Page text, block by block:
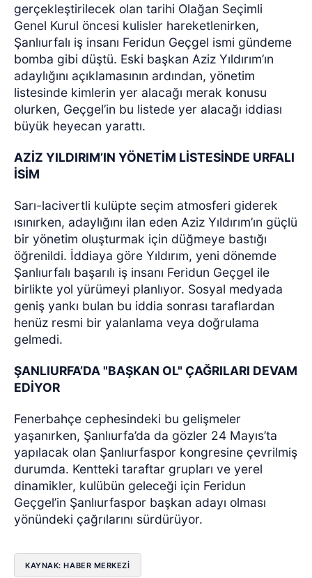
gerçekleştirilecek olan tarihi Olağan Seçimli
Genel Kurul öncesi kulisler hareketlenirken,
Şanlıurfalı iş insanı Feridun Geçgel ismi gündeme
bomba gibi düştü. Eski başkan Aziz Yıldırım’ın
adaylığını açıklamasının ardından, yönetim
listesinde kimlerin yer alacağı merak konusu
olurken, Geçgel’in bu listede yer alacağı iddiası
büyük heyecan yarattı.
AZİZ YILDIRIM’IN YÖNETİM LİSTESİNDE URFALI
İSİM
Sarı-lacivertli kulüpte seçim atmosferi giderek
ısınırken, adaylığını ilan eden Aziz Yıldırım’ın güçlü
bir yönetim oluşturmak için düğmeye bastığı
öğrenildi. İddiaya göre Yıldırım, yeni dönemde
Şanlıurfalı başarılı iş insanı Feridun Geçgel ile
birlikte yol yürümeyi planlıyor. Sosyal medyada
geniş yankı bulan bu iddia sonrası taraflardan
henüz resmi bir yalanlama veya doğrulama
gelmedi.
ŞANLIURFA’DA "BAŞKAN OL" ÇAĞRILARI DEVAM
EDİYOR
Fenerbahçe cephesindeki bu gelişmeler
yaşanırken, Şanlıurfa’da da gözler 24 Mayıs’ta
yapılacak olan Şanlıurfaspor kongresine çevrilmiş
durumda. Kentteki taraftar grupları ve yerel
dinamikler, kulübün geleceği için Feridun
Geçgel’in Şanlıurfaspor başkan adayı olması
yönündeki çağrılarını sürdürüyor.
KAYNAK: HABER MERKEZİ